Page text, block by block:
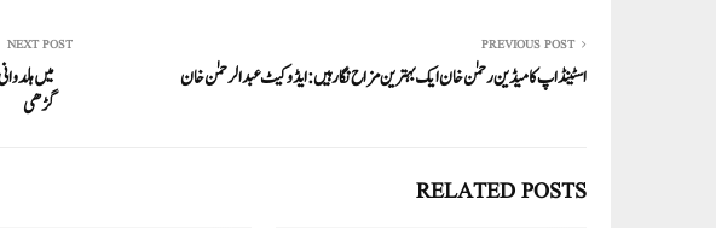
PREVIOUS POST
اسٹینڈ اپ کامیڈین رحمٰن خان ایک بہترین مزاح نگار ہیں:ایڈوکیٹ عبدالرحمٰن خان
NEXT POST
میں
گڑھی
RELATED POSTS